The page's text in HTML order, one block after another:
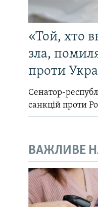
«Той, хто
зла,
проти
Сенатор-
санкцій проти
ВАЖЛИВЕ